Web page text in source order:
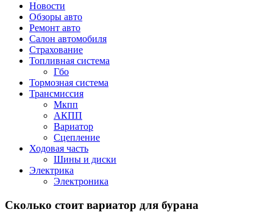
Новости
Обзоры авто
Ремонт авто
Салон автомобиля
Страхование
Топливная система
Гбо
Тормозная система
Трансмиссия
Мкпп
АКПП
Вариатор
Сцепление
Ходовая часть
Шины и диски
Электрика
Электроника
Сколько стоит вариатор для бурана